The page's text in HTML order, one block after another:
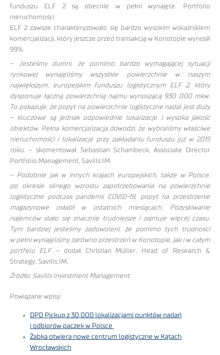
funduszu ELF 2 są obecnie w pełni wynajęte. Portfolio
nieruchomości
ELF 2 zawsze charakteryzowało się bardzo wysokim wskaźnikiem
komercjalizacji, który jeszcze przed transakcją w Konotopie wynosił
99%.
– Jesteśmy dumni, że pomimo bardzo wymagającej sytuacji
rynkowej wynajęliśmy wszystkie powierzchnie w naszym
największym, europejskim funduszu logistycznym ELF 2, który
dysponuje łączną powierzchnią najmu wynoszącą 930 000 mkw.
To pokazuje, że popyt na powierzchnie logistyczne nadal jest duży
– kluczowe są jednak odpowiednie lokalizacje i wysoka jakość
obiektów. Pełna komercjalizacja dowodzi, że wybraliśmy właściwe
nieruchomości i lokalizacje przy zakładaniu funduszu już w 2015
roku.– skomentował Sebastian Schambeck, Associate Director
Portfolio Management, Savills IM.
– Podobnie jak w innych krajach europejskich, także w Polsce,
po okresie silnego wzrostu zapotrzebowania na powierzchnie
logistyczne podczas pandemii COVID-19, popyt na przestrzenie
magazynowe osłabł w ostatnich miesiącach. Pozyskiwanie
najemców stało się znacznie trudniejsze i zajmuje więcej czasu.
Tym bardziej jesteśmy zadowoleni, że pomimo tych trudności
w pełni wynajęliśmy zarówno przestrzeń w Konotopie, jak i w całym
portfelu ELF – dodał Christian Müller, Head of Research &
Strategy, Savills IM.
Źródło: Savills Investment Management
Powiązane wpisy:
DPD Pickup z 30 000 lokalizacjami punktów nadań
i odbiorów paczek w Polsce
Żabka otwiera nowe centrum logistyczne w Kątach
Wrocławskich